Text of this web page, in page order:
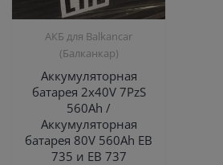
АКБ для Balkanсar
(Балканкар)
Аккумуляторная
батарея 2х40V 7PzS
560Ah /
Аккумуляторная
батарея 80V 560Ah EВ
735 и ЕВ 737